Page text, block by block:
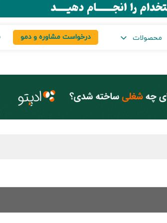
محصولات درخواست مشاوره و دمو